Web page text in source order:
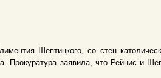
Шептицкого, со стен
Прокуратура заявила, что Рейнис и